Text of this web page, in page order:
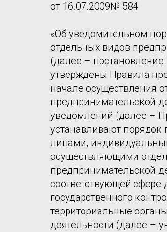
от 16.07.2009№ 584
«Об уведомительном
отдельных видов
(далее –
утверждены Правила
начале осуществления
предпринимательской
уведомлений (далее –
устанавливают
лицами,
осуществляющими
предпринимательской
соответствующей сфере
государственного
территориальные
деятельности (далее –